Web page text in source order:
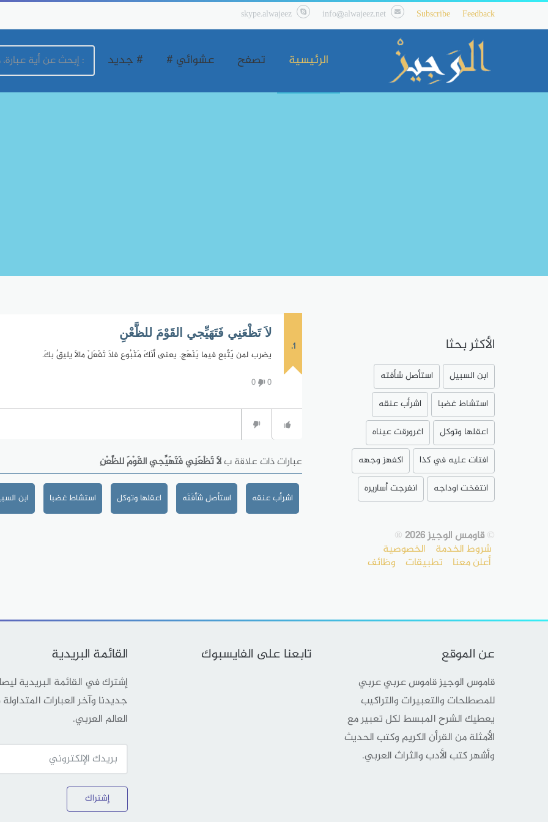
Feedback
Subscribe
info@alwajeez.net
skype.alwajeez
الرئيسية تصفح عشوائي # # جديد
1.
لاَ تَظْعَنِي فَتَهَيِّجي القَوْمَ للظَّعْنِ
يضرب لمن يًتَّبع فيما يَنْهَج. يعنى أنَكَ مَتْبُوع فلاَ تَفْعَلْ مالاَ يليقُ بكَ.
0
0
عبارات ذات علاقة بلاَ تَظْعَنِي فَتَهَيِّجي القَوْمَ للظَّعْنِ
اشرأب عنقه استأصل شَأْفَتَه اعقلها وتوكل استشاط غضبا ابن
الأكثر بحثا
ابن السبيل
استأصل شأفته
استشاط غضبا
اشرأب عنقه
اعقلها وتوكل
اغرورقت عيناه
افتات عليه في كذا
اكفهز وجهه
انتفخت اوداجه
انفرجت أساريره
©قاومس الوجيز 2026 ®
شروط الخدمة الخصوصية
أعلن معنا تطبيقات وظائف
عن الموقع
قاموس الوجيز قاموس عربي عربي
للمصطلحات والتعبيرات والتراكيب
يعطيك الشرح المبسط لكل تعبير مع
الأمثلة من القرأن الكريم وكتب الحديث
وأشهر كتب الأدب والثراث العربي.
تابعنا على الفايسبوك القائمة البريدية
إشترك في القائمة البريدية
جديدنا وآخر العبارات
العالم العربي.
إشتراك